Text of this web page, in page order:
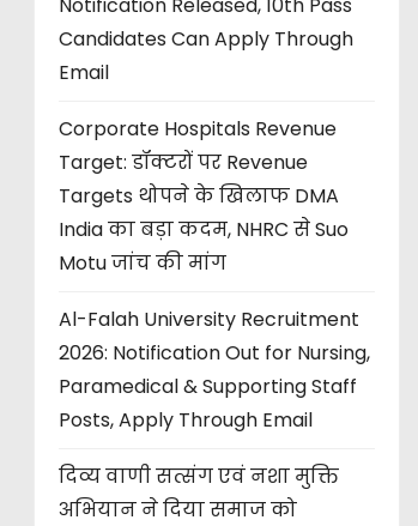
Notification Released, 10th Pass
Candidates Can Apply Through
Email
Corporate Hospitals Revenue
Target: डॉक्टरों पर Revenue
Targets थोपने के खिलाफ DMA
India का बड़ा कदम, NHRC से Suo
Motu जांच की मांग
Al-Falah University Recruitment
2026: Notification Out for Nursing,
Paramedical & Supporting Staff
Posts, Apply Through Email
दिव्य वाणी सत्संग एवं नशा मुक्ति
अभियान ने दिया समाज को